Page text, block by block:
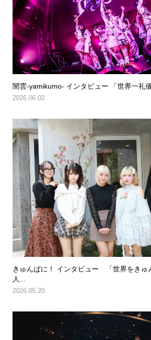
闇雲-yamikumo- インタビュー 「世界一礼
2026.06.02
きゅんぱに！ インタビュー 「世界をきゅ
人...
2026.05.20